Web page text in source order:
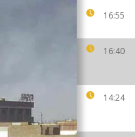
16:55
16:40
14:24